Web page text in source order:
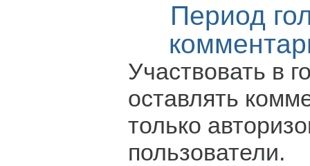
Период
Участвовать в
оставлять
только
пользователи.